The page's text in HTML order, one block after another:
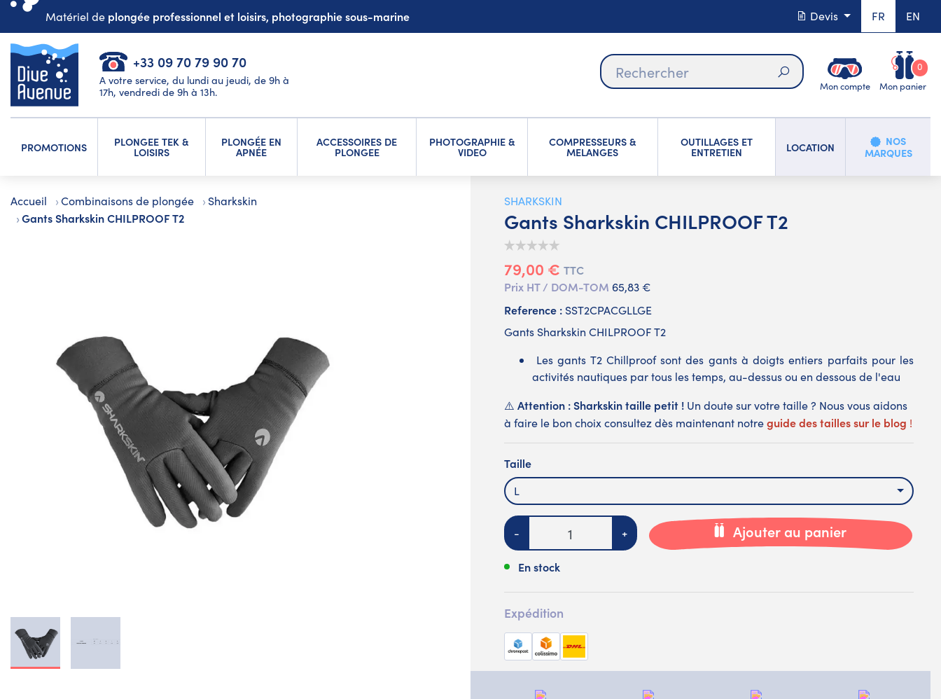
Matériel de plongée professionnel et loisirs, photographie sous-marine Devis FR EN
+33 09 70 79 90 70
A votre service, du lundi au jeudi, de 9h à
17h, vendredi de 9h à 13h.
Rechercher
Mon compte Mon panier
0
PROMOTIONS PLONGEE TEK &
LOISIRS
PLONGÉE EN
APNÉE
ACCESSOIRES DE
PLONGEE
PHOTOGRAPHIE &
VIDEO
COMPRESSEURS &
MELANGES
OUTILLAGES ET
ENTRETIEN LOCATION
NOS
MARQUES
Accueil Combinaisons de plongée Sharkskin
Gants Sharkskin CHILPROOF T2
SHARKSKIN
Gants Sharkskin CHILPROOF T2
79,00 € TTC
Prix HT / DOM-TOM 65,83 €
Reference : SST2CPACGLLGE
Gants Sharkskin CHILPROOF T2
Les gants T2 Chillproof sont des gants à doigts entiers parfaits pour les
activités nautiques par tous les temps, au-dessus ou en dessous de l'eau
⚠️ Attention : Sharkskin taille petit ! Un doute sur votre taille ? Nous vous aidons
à faire le bon choix consultez dès maintenant notreguide des tailles sur le blog !
Taille
L
Quantité
- + Ajouter au panier
En stock
Expédition